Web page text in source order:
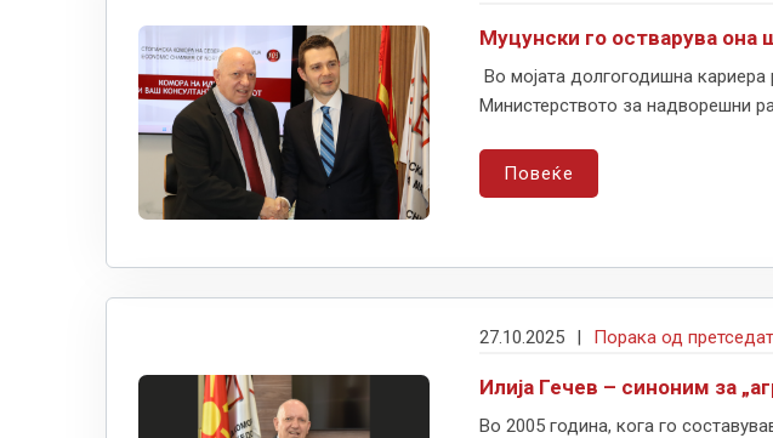
Муцунски го остварува она
Во мојата долгогодишна
Министерството за надворешни
Повеќе
27.10.2025 | Порака од
Илија Гечев – синоним за
Во 2005 година, кога го